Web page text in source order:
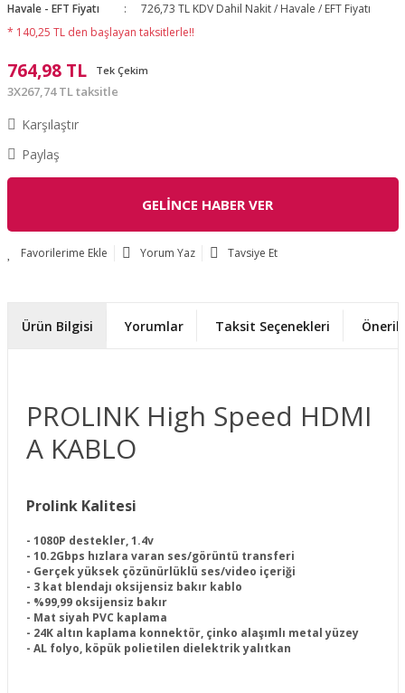
Havale - EFT Fiyatı
726,73 TL KDV Dahil Nakit / Havale / EFT Fiyatı
* 140,25 TL den başlayan taksitlerle!!
764,98 TL Tek Çekim
3X267,74 TL taksitle
Karşılaştır
Paylaş
GELİNCE HABER VER
Yorum Yaz Tavsiye Et
Ürün Bilgisi Yorumlar Taksit Seçenekleri
PROLINK High Speed HDMI
A KABLO
Prolink Kalitesi
- 1080P destekler, 1.4v
- 10.2Gbps hızlara varan ses/görüntü transferi
- Gerçek yüksek çözünürlüklü ses/video içeriği
- 3 kat blendajı oksijensiz bakır kablo
- %99,99 oksijensiz bakır
- Mat siyah PVC kaplama
- 24K altın kaplama konnektör, çinko alaşımlı metal yüzey
- AL folyo, köpük polietilen dielektrik yalıtkan